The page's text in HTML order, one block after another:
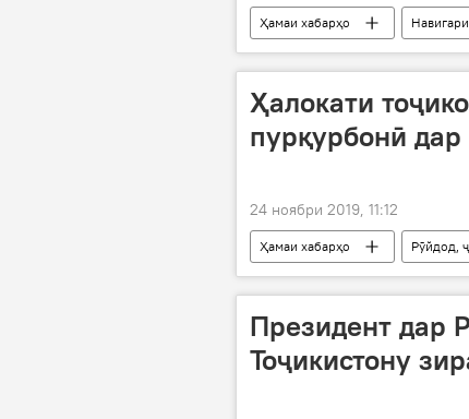
Ҳамаи хабарҳо
Ҳалокати
пурқурбонӣ
24 ноябри 2019, 11:12
Ҳамаи хабарҳо Рӯйдод,
Дар Тоҷикистон
Президент дар
Тоҷикистону